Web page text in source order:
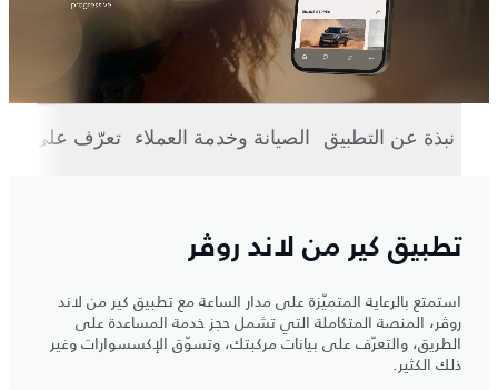
نبذة عن التطبيق الصيانة وخدمة العملاء تعرّف على
تطبيق كير من لاند روڤر
استمتع بالرعاية المتميّزة على مدار الساعة مع تطبيق كير من لاند
روڤر، المنصة المتكاملة التي تشمل حجز خدمة المساعدة على
الطريق، والتعرّف على بيانات مركبتك، وتسوّق الإكسسوارات وغير
ذلك الكثير.